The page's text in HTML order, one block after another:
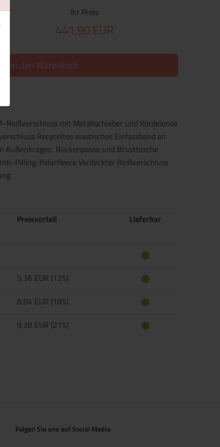
Ihr Preis
441,90 EUR
In den Warenkorb
mit Metallschieber und Kordelende
Recyceltes elastisches Einfassband an
Außenkragen, Rückenpasse und Brusttasche
Pilling-Polarfleece Verdeckter Reißverschluss
Preisvorteil Lieferbar
5,36 EUR (12%)
8,04 EUR (18%)
9,38 EUR (21%)
Folgen Sie uns auf Social Media